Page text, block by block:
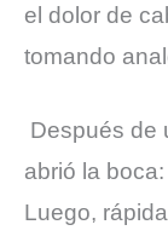
el dolor de
tomando
Después de
abrió la
Luego,